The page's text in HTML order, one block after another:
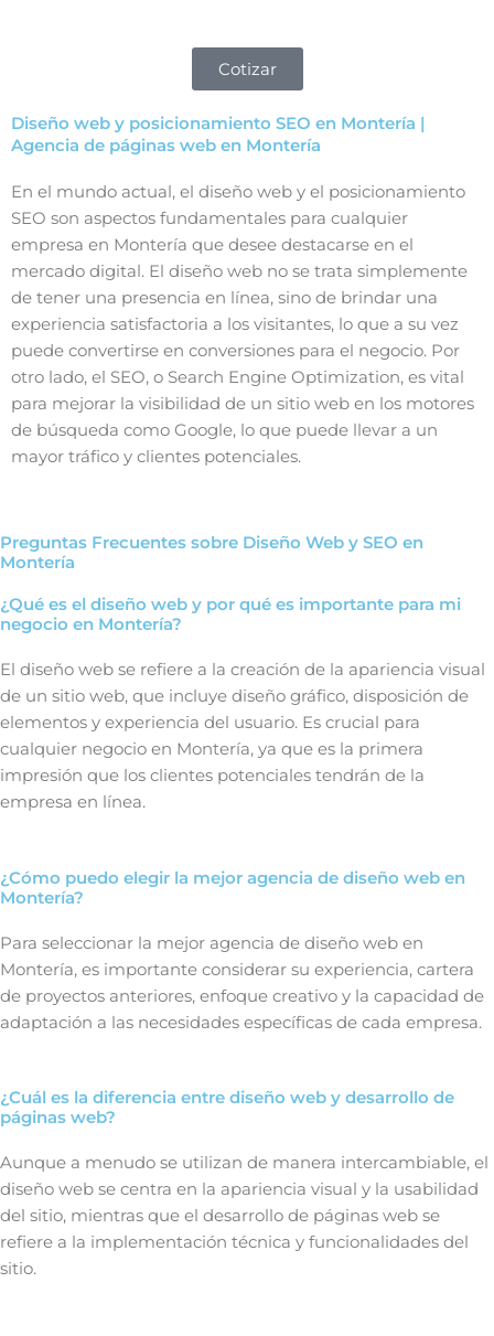
Cotizar
Diseño web y posicionamiento SEO en Montería |
Agencia de páginas web en Montería
En el mundo actual, el diseño web y el posicionamiento
SEO son aspectos fundamentales para cualquier
empresa en Montería que desee destacarse en el
mercado digital. El diseño web no se trata simplemente
de tener una presencia en línea, sino de brindar una
experiencia satisfactoria a los visitantes, lo que a su vez
puede convertirse en conversiones para el negocio. Por
otro lado, el SEO, o Search Engine Optimization, es vital
para mejorar la visibilidad de un sitio web en los motores
de búsqueda como Google, lo que puede llevar a un
mayor tráfico y clientes potenciales.
Preguntas Frecuentes sobre Diseño Web y SEO en
Montería
¿Qué es el diseño web y por qué es importante para mi
negocio en Montería?
El diseño web se refiere a la creación de la apariencia visual
de un sitio web, que incluye diseño gráfico, disposición de
elementos y experiencia del usuario. Es crucial para
cualquier negocio en Montería, ya que es la primera
impresión que los clientes potenciales tendrán de la
empresa en línea.
¿Cómo puedo elegir la mejor agencia de diseño web en
Montería?
Para seleccionar la mejor agencia de diseño web en
Montería, es importante considerar su experiencia, cartera
de proyectos anteriores, enfoque creativo y la capacidad de
adaptación a las necesidades específicas de cada empresa.
¿Cuál es la diferencia entre diseño web y desarrollo de
páginas web?
Aunque a menudo se utilizan de manera intercambiable, el
diseño web se centra en la apariencia visual y la usabilidad
del sitio, mientras que el desarrollo de páginas web se
refiere a la implementación técnica y funcionalidades del
sitio.